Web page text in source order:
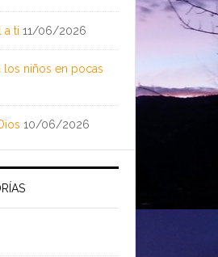
a ti 11/06/2026
los niños en pocas
10/06/2026